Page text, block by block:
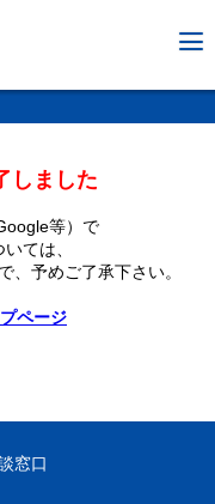
しました
等）で
ては、
、 予めご了承下さい。
ページ
窓口